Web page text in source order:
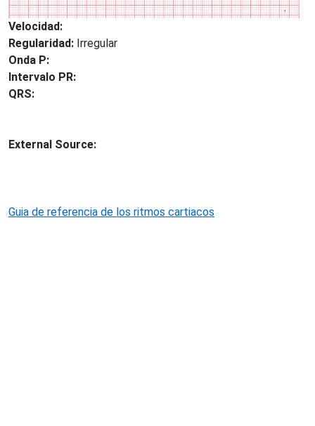
Velocidad:
Regularidad: Irregular
Onda P:
Intervalo PR:
QRS:
External Source:
Guia de referencia de los ritmos cartiacos